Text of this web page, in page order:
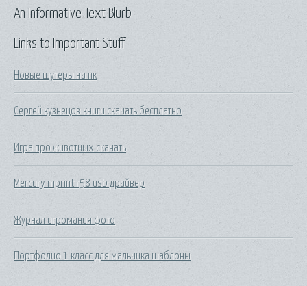
Links to Important Stuff
Новые шутеры на пк
Сергей кузнецов книги скачать бесплатно
Игра про животных скачать
Mercury mprint r58 usb драйвер
Журнал игромания фото
Портфолио 1 класс для мальчика шаблоны
An Informative Text Blurb